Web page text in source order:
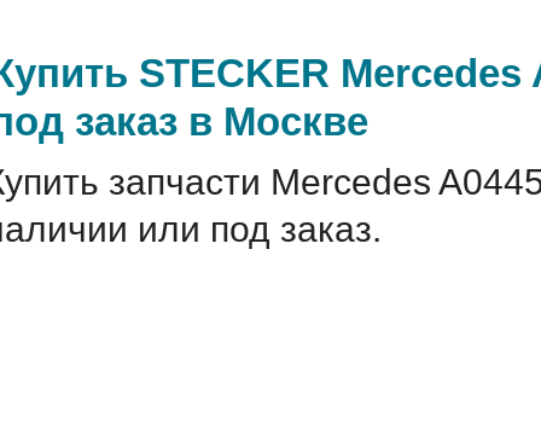
STECKER
заказ в Москве
запчасти Mercedes
или под заказ.